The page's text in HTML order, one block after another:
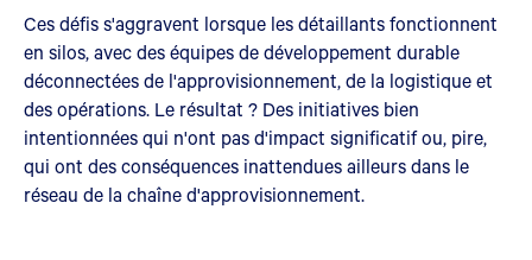
Ces défis s'aggravent lorsque les détaillants fonctionnent
en silos, avec des équipes de développement durable
déconnectées de l'approvisionnement, de la logistique et
des opérations. Le résultat ? Des initiatives bien
intentionnées qui n'ont pas d'impact significatif ou, pire,
qui ont des conséquences inattendues ailleurs dans le
réseau de la chaîne d'approvisionnement.